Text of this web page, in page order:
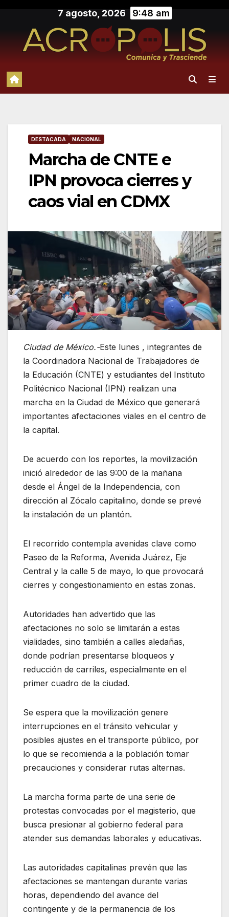
contenido
7 agosto, 2026 9:48 am
DESTACADA NACIONAL
Marcha de CNTE e
IPN provoca cierres y
caos vial en CDMX
Ciudad de México.-Este lunes , integrantes de
la Coordinadora Nacional de Trabajadores de
la Educación (CNTE) y estudiantes del Instituto
Politécnico Nacional (IPN) realizan una
marcha en la Ciudad de México que generará
importantes afectaciones viales en el centro de
la capital.
De acuerdo con los reportes, la movilización
inició alrededor de las 9:00 de la mañana
desde el Ángel de la Independencia, con
dirección al Zócalo capitalino, donde se prevé
la instalación de un plantón.
El recorrido contempla avenidas clave como
Paseo de la Reforma, Avenida Juárez, Eje
Central y la calle 5 de mayo, lo que provocará
cierres y congestionamiento en estas zonas.
Autoridades han advertido que las
afectaciones no solo se limitarán a estas
vialidades, sino también a calles aledañas,
donde podrían presentarse bloqueos y
reducción de carriles, especialmente en el
primer cuadro de la ciudad.
Se espera que la movilización genere
interrupciones en el tránsito vehicular y
posibles ajustes en el transporte público, por
lo que se recomienda a la población tomar
precauciones y considerar rutas alternas.
La marcha forma parte de una serie de
protestas convocadas por el magisterio, que
busca presionar al gobierno federal para
atender sus demandas laborales y educativas.
Las autoridades capitalinas prevén que las
afectaciones se mantengan durante varias
horas, dependiendo del avance del
contingente y de la permanencia de los